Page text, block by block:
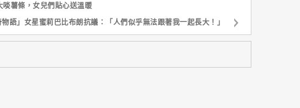
薯條，女兒們貼心送溫暖
物語」女星蜜莉巴比布朗抗議：「人們似乎無法跟著我一起長大！」